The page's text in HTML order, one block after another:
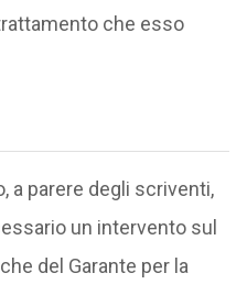
che esso
a parere degli scriventi,
un intervento sul
del Garante per la